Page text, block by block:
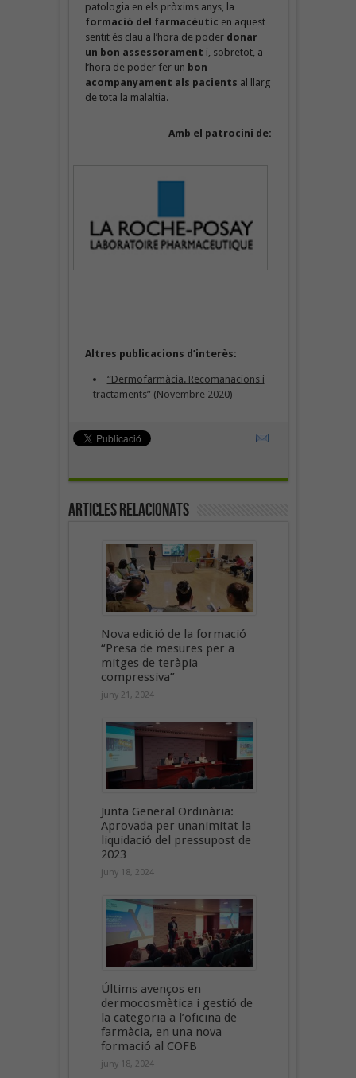
patologia en els pròxims anys, la
formació del farmacèutic en aquest
sentit és clau a l’hora de poder donar
un bon assessorament i, sobretot, a
l’hora de poder fer un bon
acompanyament als pacients al llarg
de tota la malaltia.
Amb el patrocini de:
Altres publicacions d’interès:
“Dermofarmàcia. Recomanacions i
tractaments” (Novembre 2020)
Articles Relacionats
Nova edició de la formació
“Presa de mesures per a
mitges de teràpia
compressiva”
juny 21, 2024
Junta General Ordinària:
Aprovada per unanimitat la
liquidació del pressupost de
2023
juny 18, 2024
Últims avenços en
dermocosmètica i gestió de
la categoria a l’oficina de
farmàcia, en una nova
formació al COFB
juny 18, 2024